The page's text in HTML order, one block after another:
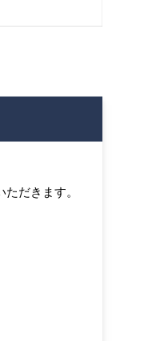
だきます。